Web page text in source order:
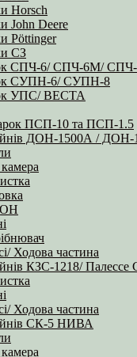
Horsch
John Deere
Pöttinger
СЗ
СПЧ-6/ СПЧ-6М/
СУПН-6/ СУПН-8
УПС/ ВЕСТА
ПСП-10 та ПСП-1.5
ДОН-1500А /
Ходова частина
КЗС-1218/ Палессе
Ходова частина
СК-5 НИВА